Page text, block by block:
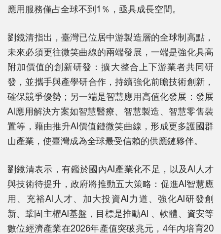
應用服務僅占全球不到1％，亟具成長空間。
劉鏡清指出，臺灣已位居中游製造層的全球制高點，
未來必須更往微笑曲線的兩端發展，一端是強化具高
附加價值的創新研發：擴大整合上下游業者共同研
發，並攜手與產學研合作，持續強化前瞻技術創新，
確保競爭優勢；另一端是智慧應用高值化發展：發展
AI應用解決方案如智慧醫療、智慧製造、智慧零售裝
置等，藉由推升AI價值鏈微笑曲線，形成更多護國群
山產業，使臺灣成為全球最受信賴的供應鏈夥伴。
劉鏡清表示，有鑑於國內AI產業化不足，以及AI人才
與技術待提升，政府將推動五大策略：促進AI智慧應
用、充裕AI人才、加大投資AI力道、強化AI研發創
新、鞏固主權AI基盤，目標是推動AI 、軟體、資安等
數位經濟產業在2026年產值突破兆元，4年內培育20